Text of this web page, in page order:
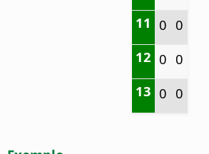
11 0 0
12 0 0
13 0 0